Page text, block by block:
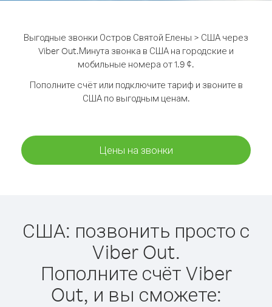
Выгодные звонки Остров Святой Елены > США через
Viber Out.Минута звонка в США на городские и
мобильные номера от 1.9 ¢.
Пополните счёт или подключите тариф и звоните в
США по выгодным ценам.
Цены на звонки
США: позвонить просто с
Viber Out.
Пополните счёт Viber
Out, и вы сможете: